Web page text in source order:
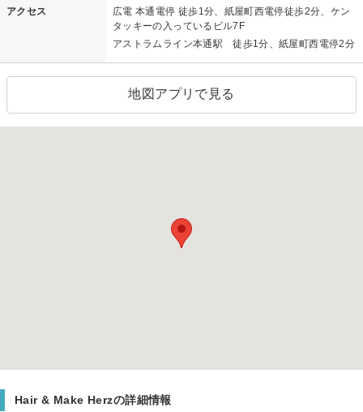
アクセス
広電 本通電停 徒歩1分、紙屋町西電停徒歩2分、ケン
タッキーの入っているビル7F
アストラムライン本通駅 徒歩1分、紙屋町西電停2分
地図アプリで見る
Hair & Make Herzの詳細情報